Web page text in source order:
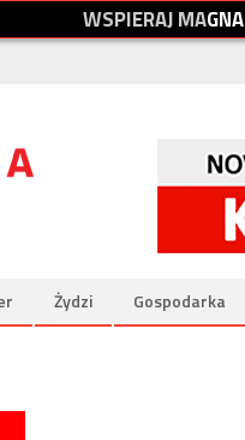
WSPIERAJMAGNA
Żydzi Gospodarka